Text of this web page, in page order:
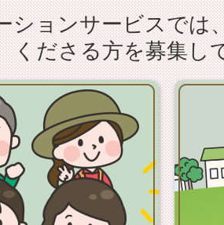
（ドランクドラゴ
田笑夢（
ビドラマ『プロ
員・天音蓮』（
年2月26日（木
ションサービスでは
くださる方を募集し